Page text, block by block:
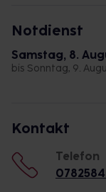
Notdienst
Samstag, 8.
bis Sonntag, 9.
Kontakt
Telefon